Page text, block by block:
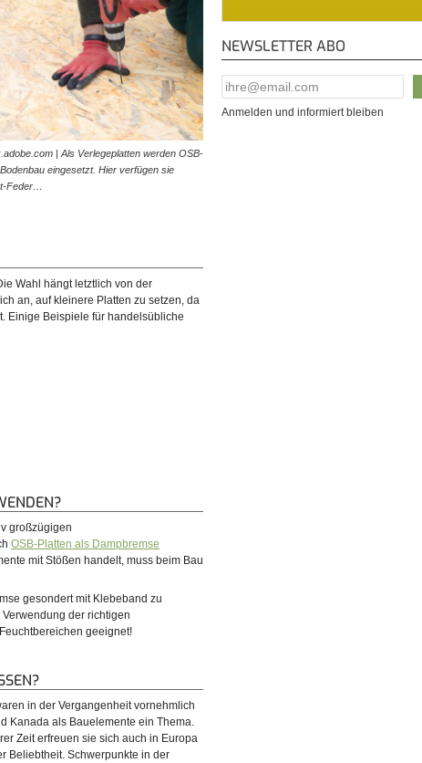
| Als Verlegeplatten werden OSB-
eingesetzt. Hier verfügen sie
Feder…
Wahl hängt letztlich von der
an, auf kleinere Platten zu setzen, da
Einige Beispiele für handelsübliche
großzügigen
OSB-Platten als Dampbremse
mit Stößen handelt, muss beim Bau
gesondert mit Klebeband zu
der richtigen
geeignet!
in der Vergangenheit vornehmlich
Kanada als Bauelemente ein Thema.
Zeit erfreuen sie sich auch in Europa
Beliebtheit. Schwerpunkte in der
NEWSLETTER ABO
E-Mail Addresse*
Anmelden und informiert bleiben